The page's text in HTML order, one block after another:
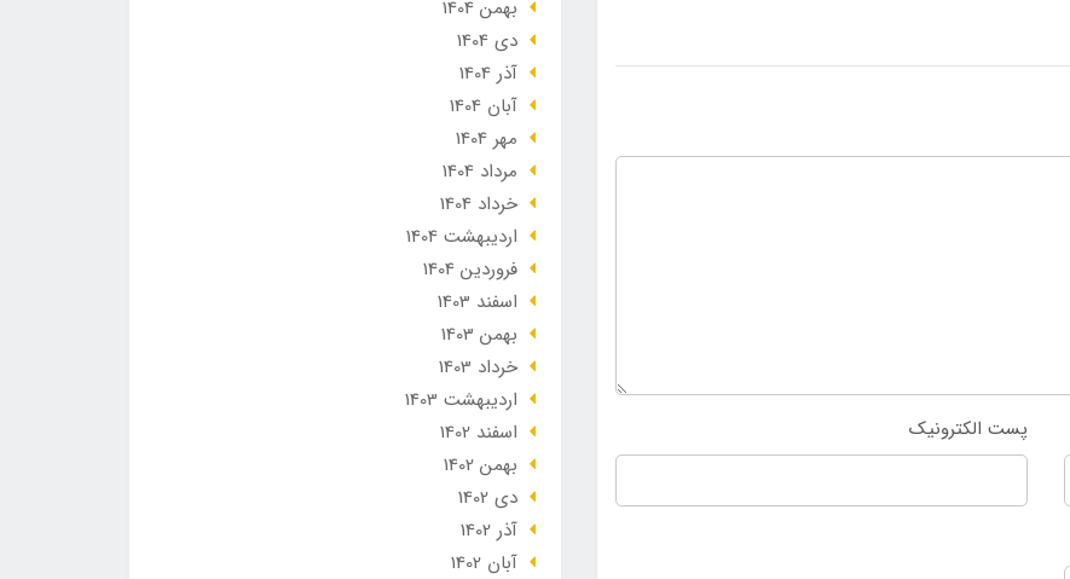
پست الکترونیک
بهمن 1404
دی 1404
آذر 1404
آبان 1404
مهر 1404
مرداد 1404
خرداد 1404
ارديبهشت 1404
فروردین 1404
اسفند 1403
بهمن 1403
خرداد 1403
ارديبهشت 1403
اسفند 1402
بهمن 1402
دی 1402
آذر 1402
آبان 1402